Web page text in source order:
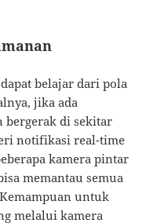
belajar dari pola
jika ada
bergerak di sekitar
notifikasi real-time
kamera pintar
memantau semua
untuk
melalui kamera